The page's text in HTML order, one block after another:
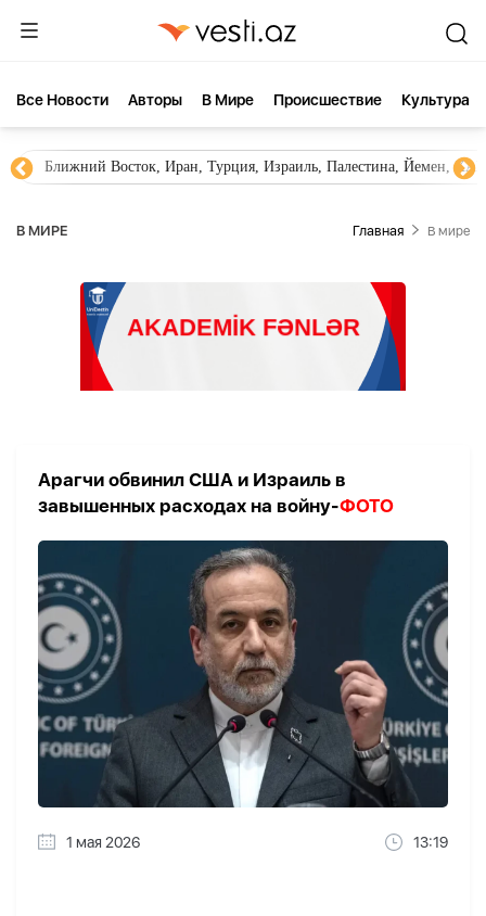
Все Новости Aвторы В Мире Происшествие Культура
Ближний Восток, Иран, Турция, Израиль, Палестина, Йемен,
В МИРЕ Главная В мире
Арагчи обвинил США и Израиль в
завышенных расходах на войну-ФОТО
1 мая 2026 13:19